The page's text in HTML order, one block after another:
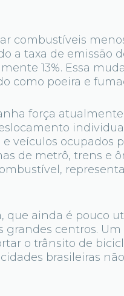
combustíveis
a taxa de emissão
13%. Essa
como poeira e
força
veículos ocupados
de metrô, trens e
que ainda é pouco
grandes centros.
o trânsito de
brasileiras